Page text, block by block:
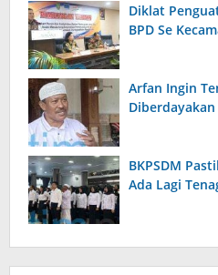
Diklat
BPD Se
Arfan Ingin
Diberdayakan
BKPSDM
Ada Lagi